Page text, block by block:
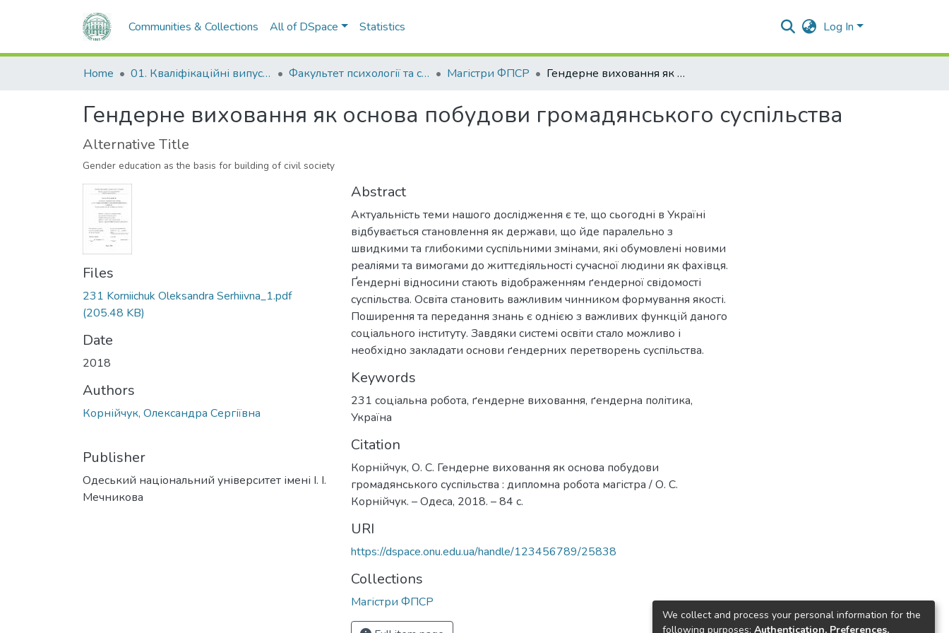
Communities & Collections All of DSpace Statistics Log In
Home 01. Кваліфікаційні випускні роботи здобувачів вищої освіти Факультет психології та соціальної роботи Магістри ФПСР Гендерне виховання як основа побудови громадянського суспільства
Гендерне виховання як основа побудови громадянського суспільства
Alternative Title
Gender education as the basis for building of civil society
Files
231 Korniichuk Oleksandra Serhiivna_1.pdf
(205.48 KB)
Date
2018
Authors
Корнійчук, Олександра Сергіївна
Publisher
Одеський національний університет імені І. І.
Мечникова
Abstract
Актуальність теми нашого дослідження є те, що сьогодні в Україні
відбувається становлення як держави, що йде паралельно з
швидкими та глибокими суспільними змінами, які обумовлені новими
реаліями та вимогами до життєдіяльності сучасної людини як фахівця.
Ґендерні відносини стають відображенням ґендерної свідомості
суспільства. Освіта становить важливим чинником формування якості.
Поширення та передання знань є однією з важливих функцій даного
соціального інституту. Завдяки системі освіти стало можливо і
необхідно закладати основи ґендерних перетворень суспільства.
Keywords
231 соціальна робота, ґендерне виховання, ґендерна політика,
Україна
Citation
Корнійчук, О. С. Гендерне виховання як основа побудови
громадянського суспільства : дипломна робота магістра / О. С.
Корнійчук. – Одеса, 2018. – 84 с.
URI
https://dspace.onu.edu.ua/handle/123456789/25838
Collections
Магістри ФПСР
We collect and process your personal information for the
following purposes: Authentication, Preferences,